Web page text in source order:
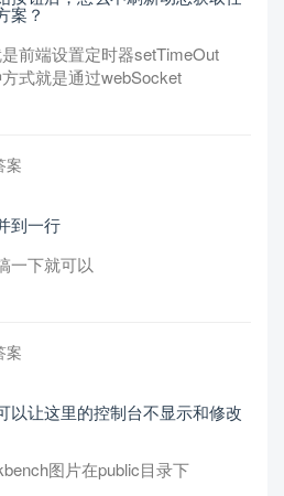
案？
前端设置定时器setTimeOut
式就是通过webSocket
案
到一行
一下就可以
案
以让这里的控制台不显示和修改
图片在public目录下